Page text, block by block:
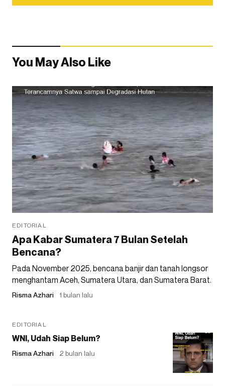
You May Also Like
EDITORIAL
Apa Kabar Sumatera 7 Bulan Setelah
Bencana?
Pada November 2025, bencana banjir dan tanah longsor
menghantam Aceh, Sumatera Utara, dan Sumatera Barat.
Risma Azhari 1 bulan lalu
EDITORIAL
WNI, Udah Siap Belum?
Risma Azhari 2 bulan lalu